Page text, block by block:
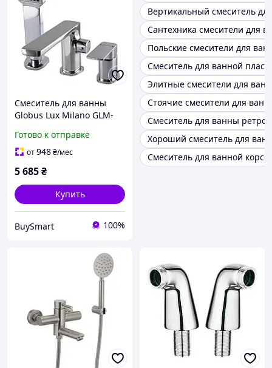
Смеситель для ванны
Globus Lux Milano GLM-
душевым комплектом для
установки в ванной
Готово к отправке
от948₴/мес
5 685₴
Купить
BuySmart 100%
Вертикальный смеситель
Сантехника смесители для
Польские смесители для
Смеситель для ванной
Элитные смесители для
Стоячие смесители для
Смеситель для ванны ретро
Хороший смеситель для
Смеситель для ванной корсо